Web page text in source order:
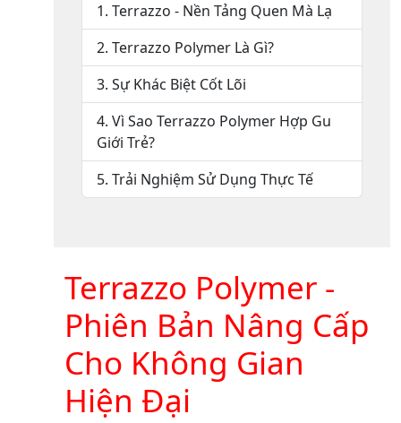
1. Terrazzo - Nền Tảng Quen Mà Lạ
2. Terrazzo Polymer Là Gì?
3. Sự Khác Biệt Cốt Lõi
4. Vì Sao Terrazzo Polymer Hợp Gu
Giới Trẻ?
5. Trải Nghiệm Sử Dụng Thực Tế
Terrazzo Polymer -
Phiên Bản Nâng Cấp
Cho Không Gian
Hiện Đại